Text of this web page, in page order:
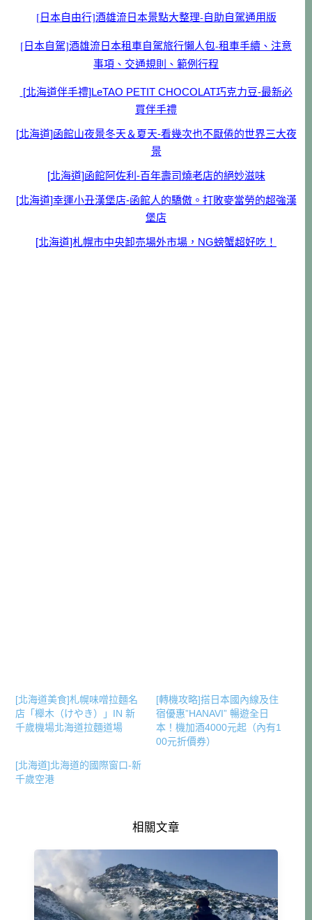
[日本自由行]酒雄流日本景點大整理-自助自駕通用版
[日本自駕]酒雄流日本租車自駕旅行懶人包-租車手續、注意
事項、交通規則、範例行程
[北海道伴手禮]LeTAO PETIT CHOCOLAT巧克力豆-最新必
買伴手禮
[北海道]函館山夜景冬天＆夏天-看幾次也不厭倦的世界三大夜
景
[北海道]函館阿佐利-百年壽司燒老店的絕妙滋味
[北海道]幸運小丑漢堡店-函館人的驕傲。打敗麥當勞的超強漢
堡店
[北海道]札幌市中央卸売場外市場，NG螃蟹超好吃！
[北海道美食]札幌味噌拉麵名
店「櫸木（けやき）」IN 新
千歲機場北海道拉麵道場
[轉機攻略]搭日本國內線及住
宿優惠”HANAVI” 暢遊全日
本！機加酒4000元起（內有1
00元折價券）
[北海道]北海道的國際窗口-新
千歲空港
相關文章